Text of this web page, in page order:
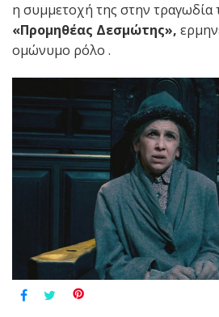
η συμμετοχή της στην τραγωδία
«Προμηθέας Δεσμώτης»,
ομώνυμο ρόλο .